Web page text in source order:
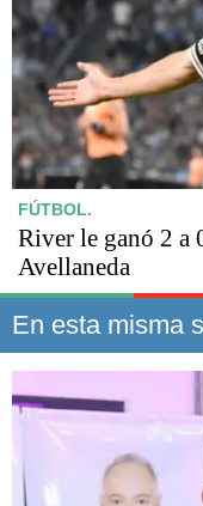
FÚTBOL.
River le ganó 2 a
Avellaneda
En esta misma